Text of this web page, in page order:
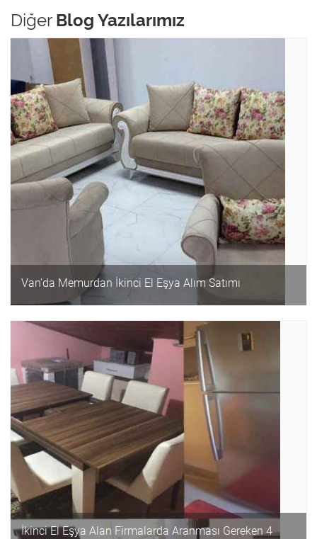
Diğer Blog Yazılarımız
Van'da Memurdan İkinci El Eşya Alım Satımı
İkinci El Eşya Alan Firmalarda Aranması Gereken 4